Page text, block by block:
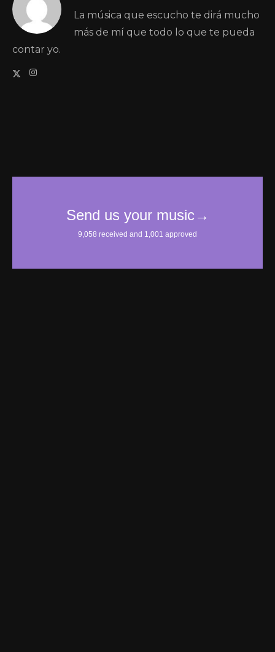
La música que escucho te dirá mucho
más de mí que todo lo que te pueda
contar yo.